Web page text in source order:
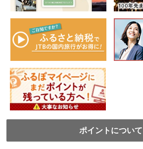
ポイントについて